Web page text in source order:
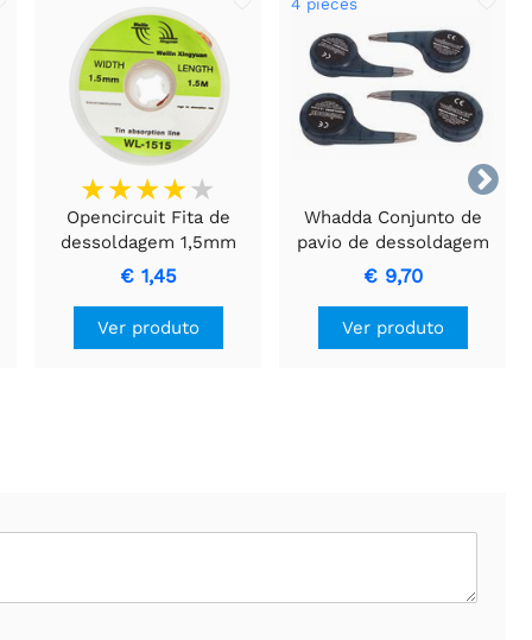

Opencircuit Fita de
dessoldagem 1,5mm
1,5m
€ 1,45
Ver produto
Whadda Conjunto de
pavio de dessoldagem
com dispensador de
rodas - 4 unid.
€ 9,70
Ver produto